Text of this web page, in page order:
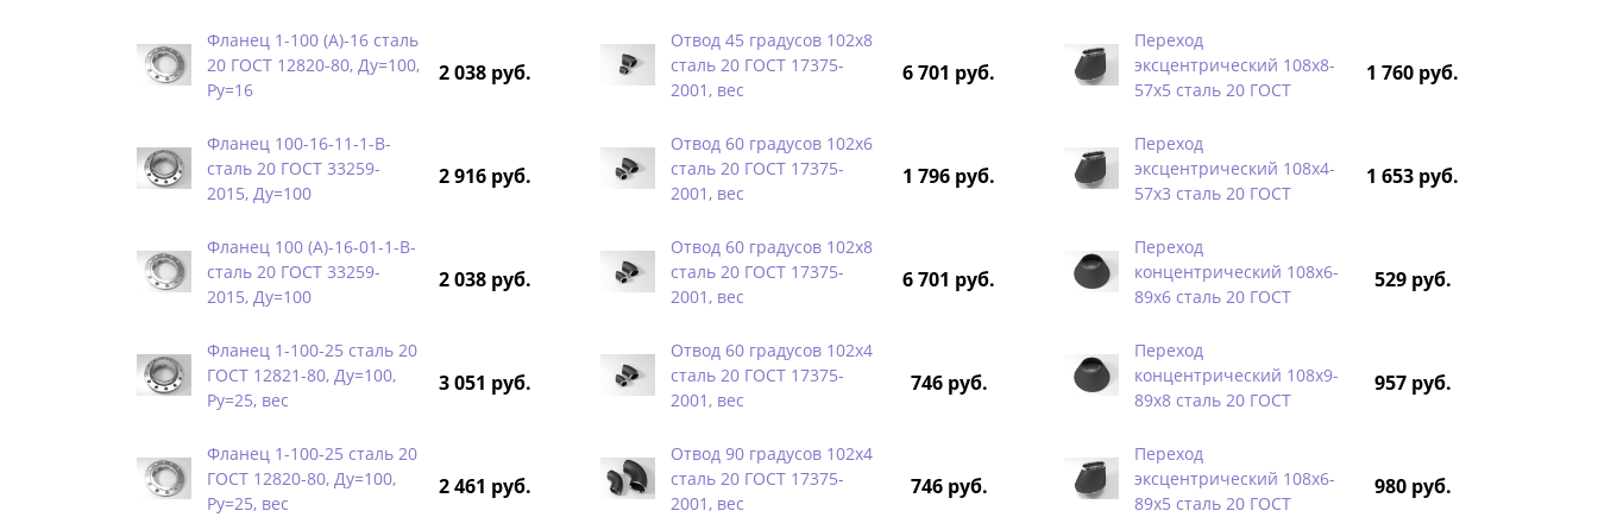
Фланец 1-100 (А)-16 сталь
20 ГОСТ 12820-80, Ду=100,
Ру=16
2 038 руб.
Фланец 100-16-11-1-B-
сталь 20 ГОСТ 33259-
2015, Ду=100
2 916 руб.
Фланец 100 (А)-16-01-1-B-
сталь 20 ГОСТ 33259-
2015, Ду=100
2 038 руб.
Фланец 1-100-25 сталь 20
ГОСТ 12821-80, Ду=100,
Ру=25, вес
3 051 руб.
Фланец 1-100-25 сталь 20
ГОСТ 12820-80, Ду=100,
Ру=25, вес
2 461 руб.
Отвод 45 градусов 102х8
сталь 20 ГОСТ 17375-
2001, вес
6 701 руб.
Отвод 60 градусов 102х6
сталь 20 ГОСТ 17375-
2001, вес
1 796 руб.
Отвод 60 градусов 102х8
сталь 20 ГОСТ 17375-
2001, вес
6 701 руб.
Отвод 60 градусов 102х4
сталь 20 ГОСТ 17375-
2001, вес
746 руб.
Отвод 90 градусов 102х4
сталь 20 ГОСТ 17375-
2001, вес
746 руб.
Переход
эксцентрический 108х8-
57х5 сталь 20 ГОСТ
1 760 руб.
Переход
эксцентрический 108х4-
57х3 сталь 20 ГОСТ
1 653 руб.
Переход
концентрический 108х6-
89х6 сталь 20 ГОСТ
529 руб.
Переход
концентрический 108х9-
89х8 сталь 20 ГОСТ
957 руб.
Переход
эксцентрический 108х6-
89х5 сталь 20 ГОСТ
980 руб.